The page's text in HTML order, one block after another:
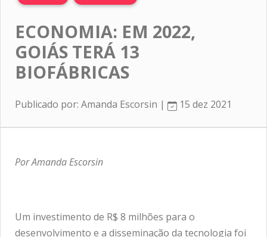
ECONOMIA: EM 2022,
GOIÁS TERÁ 13
BIOFÁBRICAS
Publicado por: Amanda Escorsin | 15 dez 2021
Por Amanda Escorsin
Um investimento de R$ 8 milhões para o
desenvolvimento e a disseminação da tecnologia foi